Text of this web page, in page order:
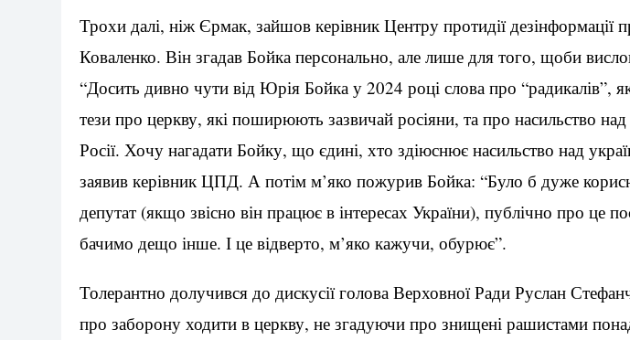
Трохи далі, ніж Єрмак, зайшов керівник Центру протидії
Коваленко. Він згадав Бойка персонально, але лише для того, щоби
“Досить дивно чути від Юрія Бойка у 2024 році слова про “радикалів”,
тези про церкву, які поширюють зазвичай росіяни, та про насильство
Росії. Хочу нагадати Бойку, що єдині, хто здіюснює насильство над
заявив керівник ЦПД. А потім м’яко пожурив Бойка: “Було б дуже
депутат (якщо звісно він працює в інтересах України), публічно про це
бачимо дещо інше. І це відверто, м’яко кажучи, обурює”.
Толерантно долучився до дискусії голова Верховної Ради Руслан
про заборону ходити в церкву, не згадуючи про знищені рашистами